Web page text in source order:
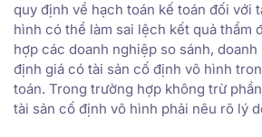
quy định về hạch toán kế toán đối với
hình có thể làm sai lệch kết quả thẩm
hợp các doanh nghiệp so sánh,
định giá có tài sản cố định vô hình
toán. Trong trường hợp không trừ
tài sản cố định vô hình phải nêu rõ lý